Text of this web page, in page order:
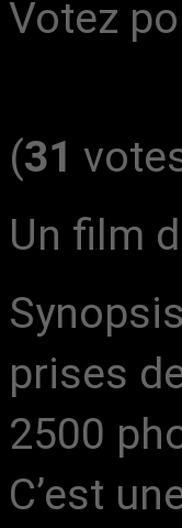
Votez
(31
Un film
prises
2500
C’est